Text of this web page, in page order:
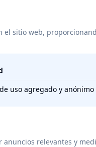
el sitio web,
uso agregado y anónimo
relevantes y